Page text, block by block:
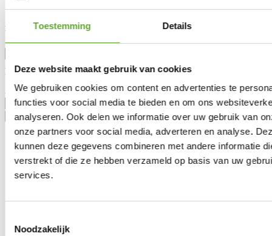
Toestemming Details
Deze website maakt gebruik van cookies
We gebruiken cookies om content en advertenties te
functies voor social media te bieden en om ons
analyseren. Ook delen we informatie over uw gebruik van
onze partners voor social media, adverteren en analyse.
kunnen deze gegevens combineren met andere informatie
verstrekt of die ze hebben verzameld op basis van uw
services.
Noodzakelijk
Blijf op de hoogte
Aanhef
Voornaam
Achternaam